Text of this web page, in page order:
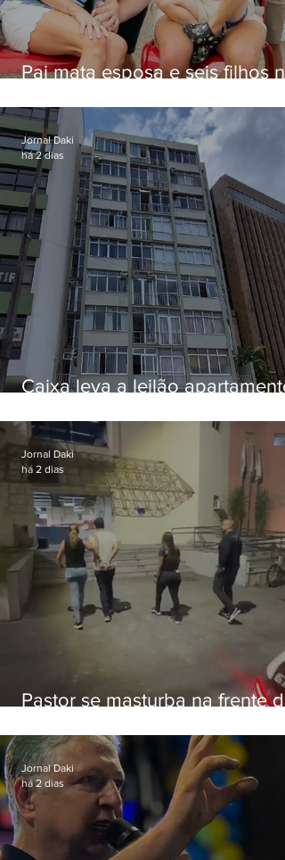
Pai mata esposa e seis filhos
Caixa leva a leilão apartamento
Botafogo
Jornal Daki
há 2 dias
Pastor se masturba na frente de
Jornal Daki
há 2 dias
Jornal Daki
há 2 dias